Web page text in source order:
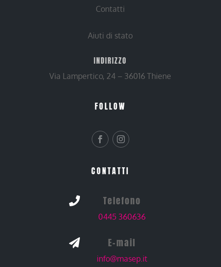
Contatti
Aiuti di stato
INDIRIZZO
Via Lampertico, 24 – 36016 Thiene
FOLLOW
CONTATTI
 Telefono
0445 360636
 E-mail
info@masep.it